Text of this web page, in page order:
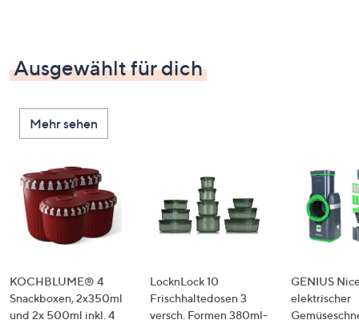
Ausgewählt für dich
Mehr sehen
KOCHBLUME® 4
Snackboxen, 2x350ml
und 2x 500ml inkl. 4
LocknLock 10
Frischhaltedosen 3
versch. Formen 380ml-
GENIUS
elektrischer